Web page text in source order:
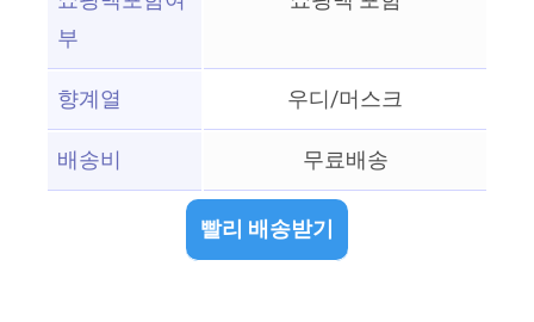
부
향계열
우디/머스크
배송비
무료배송
빨리 배송받기